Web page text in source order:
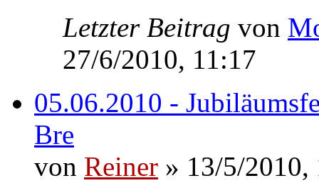
Letzter Beitrag von
27/6/2010, 11:17
05.06.2010 -
Bre
von Reiner » 13/5/2010,